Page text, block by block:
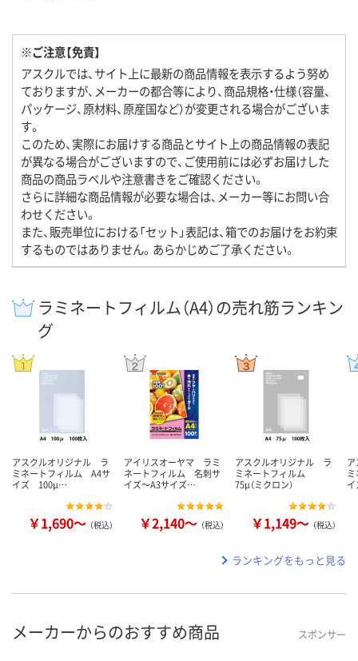
※ご注意【免責】
アスクルでは、サイト上に最新の商品情報を表示するよう努め
ておりますが、メーカーの都合等により、商品規格・仕様（容量、
パッケージ、原材料、原産国など）が変更される場合がございま
す。
このため、実際にお届けする商品とサイト上の商品情報の表記
が異なる場合がございますので、ご使用前には必ずお届けした
商品の商品ラベルや注意書きをご確認ください。
さらに詳細な商品情報が必要な場合は、メーカー等にお問い合
わせください。
また、販売単位における「セット」表記は、箱でのお届けをお約束
するものではありません。あらかじめご了承ください。
ラミネートフィルム（A4）の売れ筋ランキン
グ
アスクルオリジナル ラ
ミネートフィルム A4サ
イズ 100μ…
￥1,690～ （税込）
アイリスオーヤマ ラミ
ネートフィルム 名刺サ
イズ～A3サイズ…
￥2,140～ （税込）
アスクルオリジナル ラ
ミネートフィルム
75μ（ミクロン）
￥1,149～ （税込）
ランキングをもっと見る
メーカーからのおすすめ商品 スポンサー